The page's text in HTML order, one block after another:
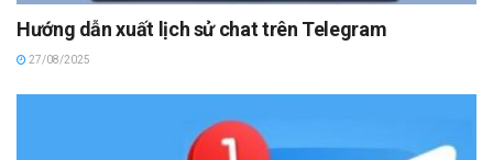
Hướng dẫn xuất lịch sử chat trên Telegram
27/08/2025